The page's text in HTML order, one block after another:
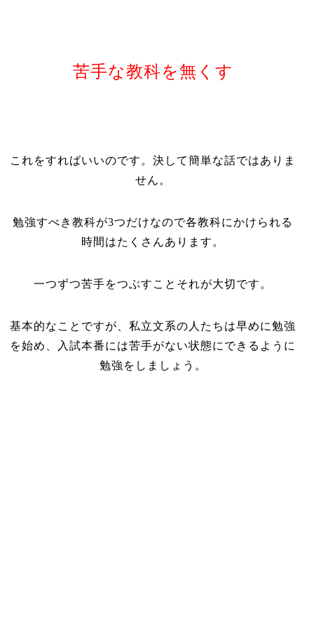
苦手な教科を無くす
これをすればいいのです。決して簡単な話ではありま
せん。
勉強すべき教科が3つだけなので各教科にかけられる
時間はたくさんあります。
一つずつ苦手をつぶすことそれが大切です。
基本的なことですが、私立文系の人たちは早めに勉強
を始め、入試本番には苦手がない状態にできるように
勉強をしましょう。